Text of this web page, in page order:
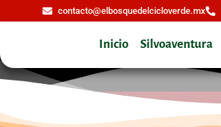
contacto@elbosquedelcicloverde.mx
Inicio Silvoaventura